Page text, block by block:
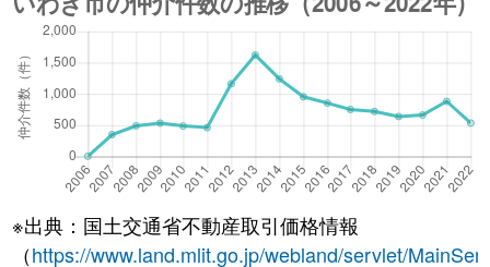
※出典：国土交通省不動産取引価格情報
（https://www.land.mlit.go.jp/webland/servlet/